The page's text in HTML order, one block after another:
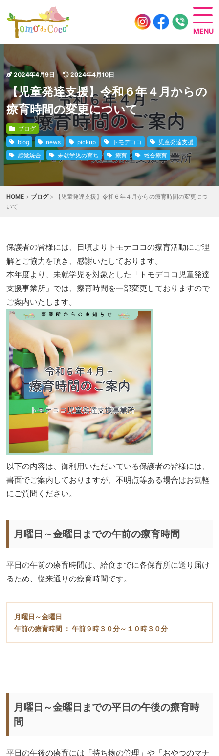
2024年4月9日 2024年4月10日
【児童発達支援】令和６年４月からの
療育時間の変更について
ブログ
blog
news pickup トモデココ
児童発達支援
感覚統合
未就学児の育ち 療育 総合療育
HOME > ブログ> 【児童発達支援】令和６年４月からの療育時間の変更につ
いて
保護者の皆様には、日頃よりトモデココの療育活動にご理
解とご協力を頂き、感謝いたしております。
本年度より、未就学児を対象とした「トモデココ児童発達
支援事業所」では、療育時間を一部変更しておりますので
ご案内いたします。
以下の内容は、御利用いただいている保護者の皆様には、
書面でご案内しておりますが、不明点等ある場合はお気軽
にご質問ください。
月曜日～金曜日までの午前の療育時間
平日の午前の療育時間は、給食までに各保育所に送り届け
るため、従来通りの療育時間です。
月曜日～金曜日
午前の療育時間 ： 午前９時３０分～１０時３０分
月曜日～金曜日までの平日の午後の療育時
間
平日の午後の療育には「持ち物の管理」や「おやつのマナ